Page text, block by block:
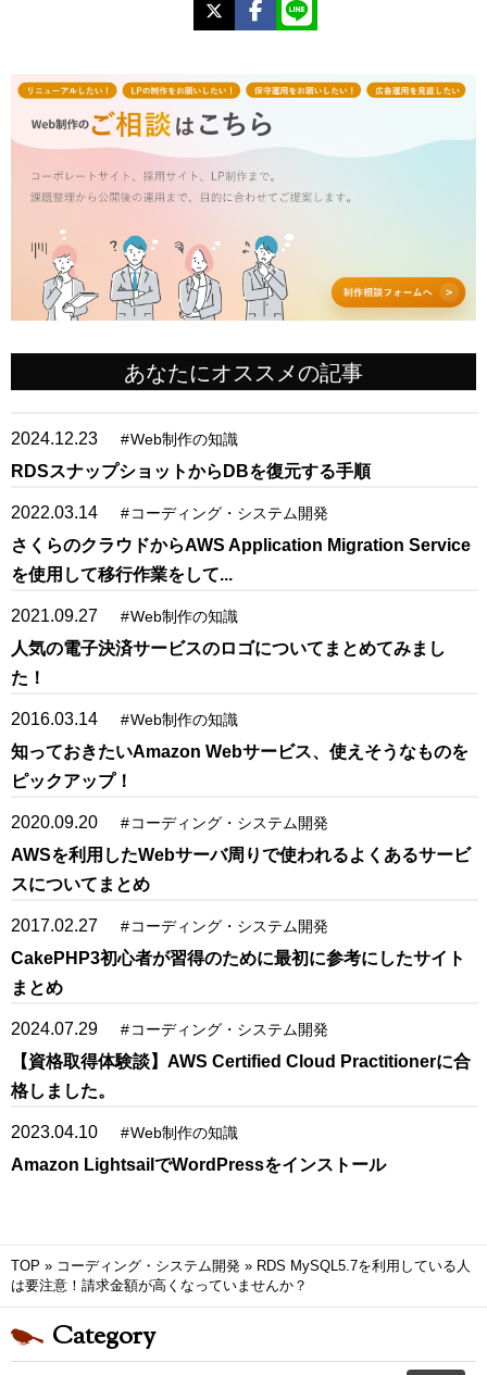
Facebook
あなたにオススメの記事
2024.12.23 #Web制作の知識
RDSスナップショットからDBを復元する手順
2022.03.14 #コーディング・システム開発
さくらのクラウドからAWS Application Migration Service
を使用して移行作業をして...
2021.09.27 #Web制作の知識
人気の電子決済サービスのロゴについてまとめてみまし
た！
2016.03.14 #Web制作の知識
知っておきたいAmazon Webサービス、使えそうなものを
ピックアップ！
2020.09.20 #コーディング・システム開発
AWSを利用したWebサーバ周りで使われるよくあるサービ
スについてまとめ
2017.02.27 #コーディング・システム開発
CakePHP3初心者が習得のために最初に参考にしたサイト
まとめ
2024.07.29 #コーディング・システム開発
【資格取得体験談】AWS Certified Cloud Practitionerに合
格しました。
2023.04.10 #Web制作の知識
Amazon LightsailでWordPressをインストール
TOP » コーディング・システム開発 » RDS MySQL5.7を利用している人
は要注意！請求金額が高くなっていませんか？
Category